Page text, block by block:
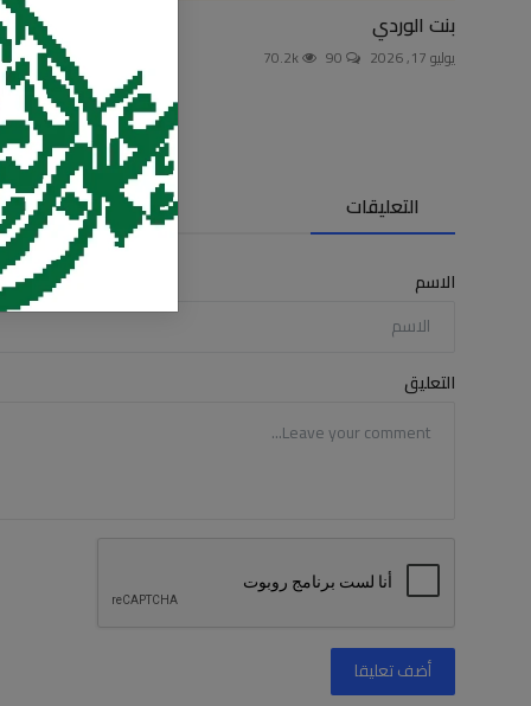
بنت الوردي
يوليو 17, 2026
ابن تيمية
107
التعليقات
الاسم
التعليق
أضف تعليقا